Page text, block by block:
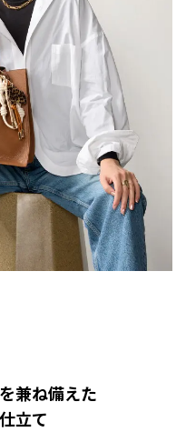
兼ね備えた
立て